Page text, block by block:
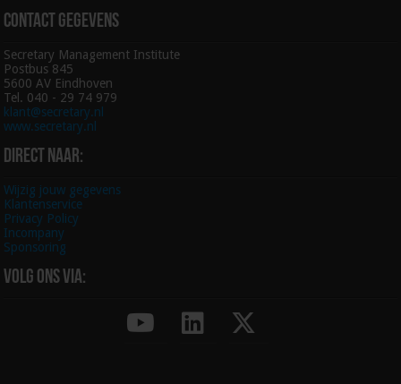
Contact gegevens
Secretary Management Institute
Postbus 845
5600 AV Eindhoven
Tel. 040 - 29 74 979
klant@secretary.nl
www.secretary.nl
Direct naar:
Wijzig jouw gegevens
Klantenservice
Privacy Policy
Incompany
Sponsoring
Volg ons via: